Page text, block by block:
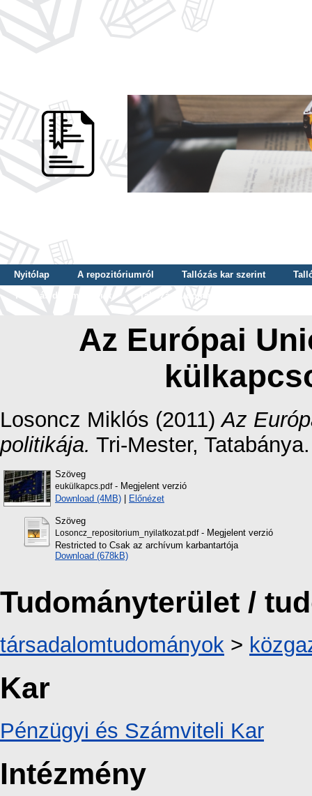
Nyitólap A repozitóriumról Tallózás kar szerint
Tallózás dátum szerint
Tallózás tudományterület szerint
Az Európai
Losoncz Miklós (2011)Az
politikája. Tri-Mester,
Szöveg
eukülkapcs.pdf- Megjelent verzió
Download (4MB) | Előnézet
Szöveg
Losoncz_repositorium_nyilatkozat.pdf- Megjelent verzió
Restricted to Csak az archívum karbantartója
Download (678kB)
Tudományterület /
társadalomtudományok >
Kar
Pénzügyi és Számviteli Kar
Intézmény